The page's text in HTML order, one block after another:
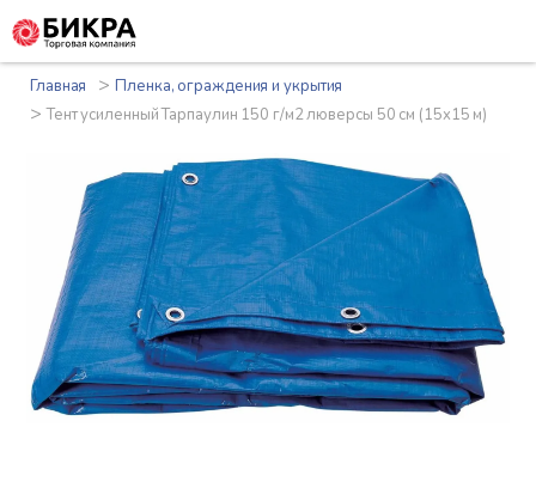
Главная >Пленка, ограждения и укрытия
>Тент усиленный Тарпаулин 150 г/м2 люверсы 50 см (15x15 м)